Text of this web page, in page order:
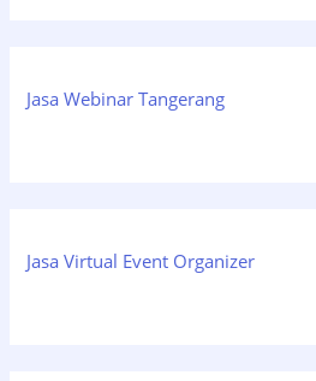
Jasa Webinar Tangerang
Jasa Virtual Event Organizer